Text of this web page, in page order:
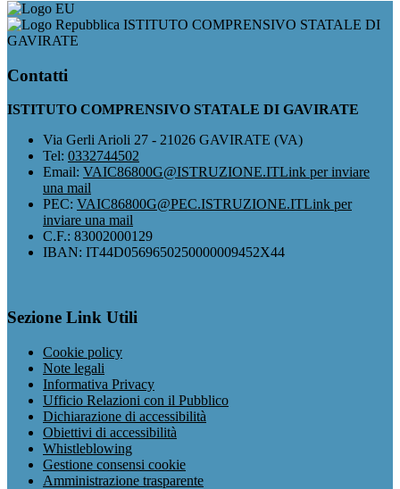
ISTITUTO COMPRENSIVO STATALE DI
GAVIRATE
Contatti
ISTITUTO COMPRENSIVO STATALE DI GAVIRATE
Via Gerli Arioli 27 - 21026 GAVIRATE (VA)
Tel: 0332744502
Email: VAIC86800G@ISTRUZIONE.ITLink per inviare
una mail
PEC: VAIC86800G@PEC.ISTRUZIONE.ITLink per
inviare una mail
C.F.: 83002000129
IBAN: IT44D0569650250000009452X44
Sezione Link Utili
Cookie policy
Note legali
Informativa Privacy
Ufficio Relazioni con il Pubblico
Dichiarazione di accessibilità
Obiettivi di accessibilità
Whistleblowing
Gestione consensi cookie
Amministrazione trasparente